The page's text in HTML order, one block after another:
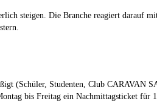
steigen. Die Branche reagiert
(Schüler, Studenten, Club
bis Freitag ein Nachmittagsticket